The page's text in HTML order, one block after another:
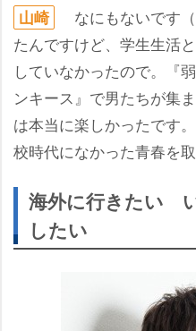
山崎
なにもないです
たんですけど、学生生活
していなかったので。『
ンキース』で男たちが集
は本当に楽しかったです
校時代になかった青春を取
海外に行きたい
したい